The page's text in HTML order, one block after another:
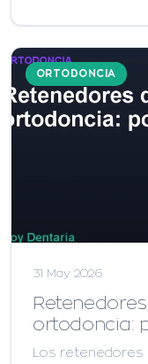
ORTODONCIA
31 May 2026
ortodoncia:
Los retenedores